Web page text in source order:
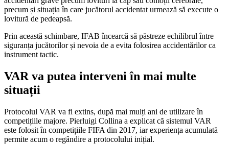
precum și situația în care jucătorul accidentat urmează să execute o
lovitură de pedeapsă.
Prin această schimbare, IFAB încearcă să păstreze echilibrul între
siguranța jucătorilor și nevoia de a evita folosirea accidentărilor ca
instrument tactic.
VAR va putea interveni în mai multe
situații
Protocolul VAR va fi extins, după mai mulți ani de utilizare în
competițiile majore. Pierluigi Collina a explicat că sistemul VAR
este folosit în competițiile FIFA din 2017, iar experiența acumulată
permite acum o regândire a protocolului inițial.